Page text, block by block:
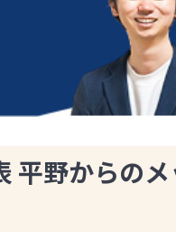
平野からの